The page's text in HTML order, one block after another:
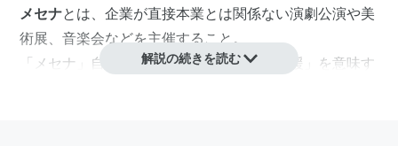
メセナとは、企業が直接本業とは関係ない演劇公演や美
術展、音楽会などを主催すること。
「メセナ」自体は、そもそも「芸術文化支援」を意味す
解説の続きを読む